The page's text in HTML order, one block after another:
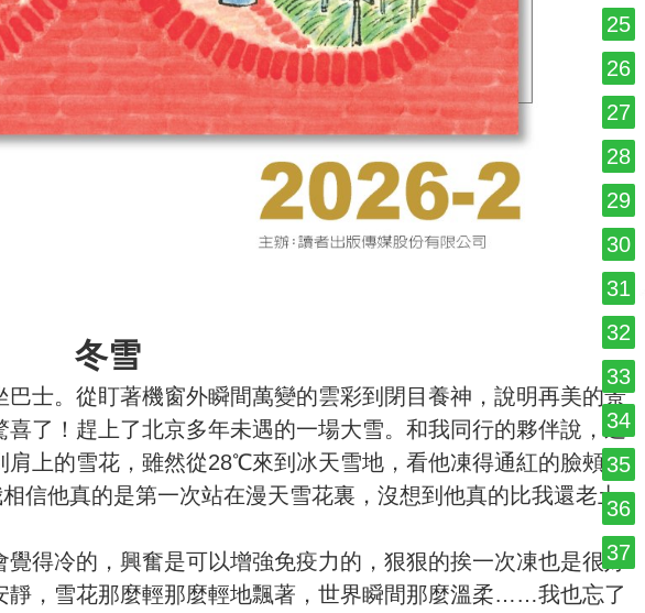
冬雪
士。從盯著機窗外瞬間萬變的雲彩到閉目養神，說明再美的景
了！趕上了北京多年未遇的一場大雪。和我同行的夥伴說，這
上的雪花，雖然從28℃來到冰天雪地，看他凍得通紅的臉頰和
信他真的是第一次站在漫天雪花裏，沒想到他真的比我還老土，
得冷的，興奮是可以增強免疫力的，狠狠的挨一次凍也是很好
靜，雪花那麼輕那麼輕地飄著，世界瞬間那麼溫柔……我也忘了